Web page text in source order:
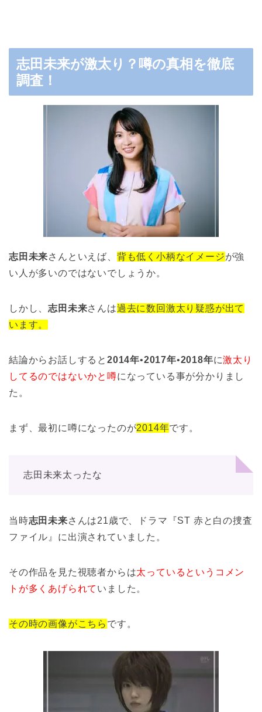
志田未来が激太り？噂の真相を徹底
調査！
志田未来さんといえば、 背も低く小柄なイメージが強
い人が多いのではないでしょうか。
しかし、志田未来さんは過去に数回激太り疑惑が出て
います。
結論からお話しすると 2014年•2017年•2018年に激太り
してるのではないかと噂になっている事が分かりまし
た。
まず、最初に噂になったのが2014年です。
志田未来太ったな
当時志田未来さんは21歳で、ドラマ『ST 赤と白の捜査
ファイル』に出演されていました。
その作品を見た視聴者からは太っているというコメン
トが多くあげられて いました。
その時の画像がこちら です。